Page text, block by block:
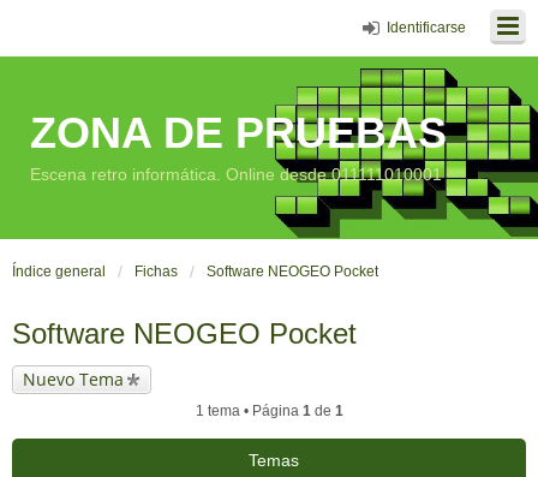
Identificarse
ZONA DE PRUEBAS
Escena retro informática. Online desde 011111010001
Índice general Fichas Software NEOGEO Pocket
Software NEOGEO Pocket
Nuevo Tema
1 tema • Página 1de 1
Temas